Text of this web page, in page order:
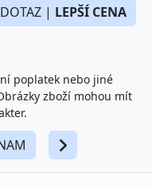
DOTAZ | LEPŠÍ CENA
poplatek nebo jiné
zboží mohou mít